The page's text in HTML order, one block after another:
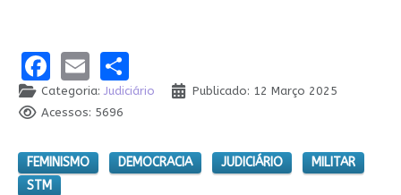
Facebook
EmailShare
Categoria: Judiciário
Publicado: 12 Março 2025
Acessos: 5696
FEMINISMO DEMOCRACIA JUDICIÁRIO
MILITAR
STM